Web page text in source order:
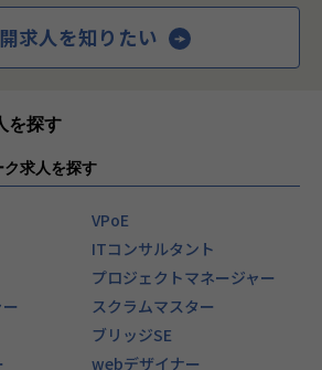
求人を知りたい
を探す
求人を探す
VPoE
ITコンサルタント
プロジェクトマネージャー
スクラムマスター
ブリッジSE
webデザイナー